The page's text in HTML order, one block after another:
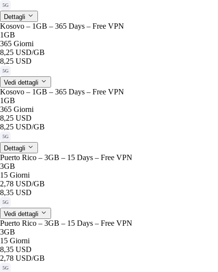
5G
Dettagli
Kosovo – 1GB – 365 Days – Free VPN
1GB
365 Giorni
8,25 USD/GB
8,25 USD
5G
Vedi dettagli
Kosovo – 1GB – 365 Days – Free VPN
1GB
365 Giorni
8,25 USD
8,25 USD/GB
5G
Dettagli
Puerto Rico – 3GB – 15 Days – Free VPN
3GB
15 Giorni
2,78 USD/GB
8,35 USD
5G
Vedi dettagli
Puerto Rico – 3GB – 15 Days – Free VPN
3GB
15 Giorni
8,35 USD
2,78 USD/GB
5G